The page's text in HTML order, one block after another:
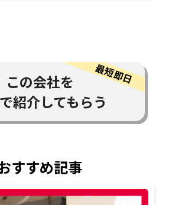
この会社を
紹介してもらう
すすめ記事